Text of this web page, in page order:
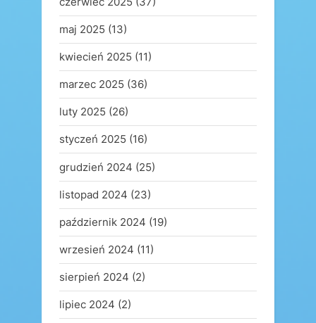
maj 2025 (13)
kwiecień 2025 (11)
marzec 2025 (36)
luty 2025 (26)
styczeń 2025 (16)
grudzień 2024 (25)
listopad 2024 (23)
październik 2024 (19)
wrzesień 2024 (11)
sierpień 2024 (2)
lipiec 2024 (2)